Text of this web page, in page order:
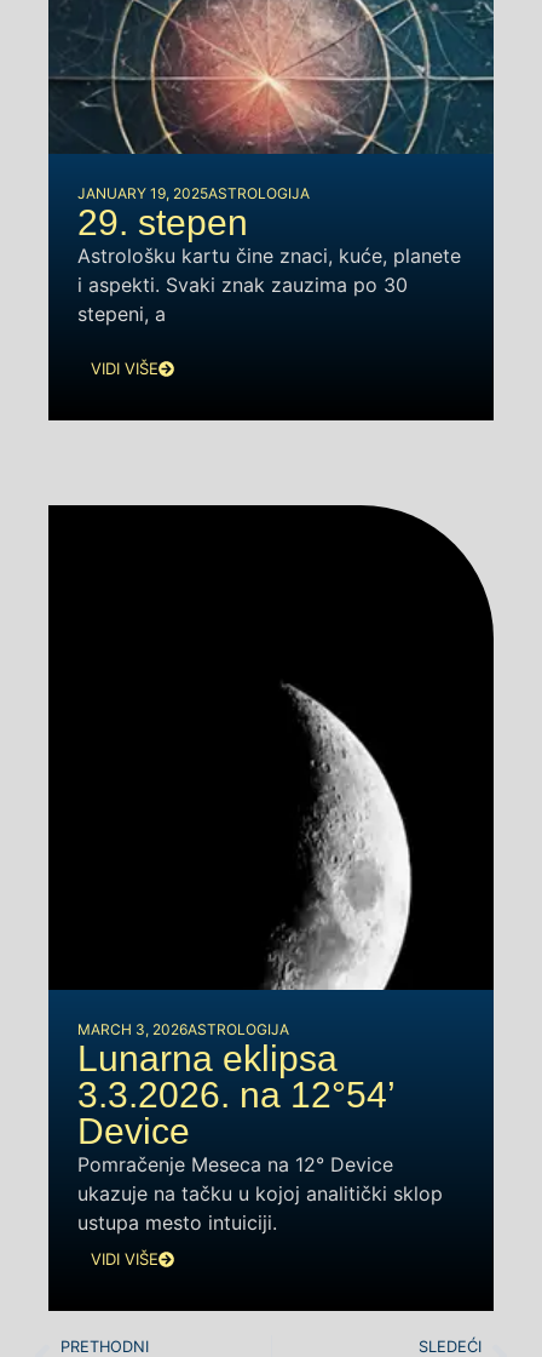
JANUARY 19, 2025ASTROLOGIJA
29. stepen
Astrološku kartu čine znaci, kuće, planete
i aspekti. Svaki znak zauzima po 30
stepeni, a
VIDI VIŠE
MARCH 3, 2026ASTROLOGIJA
Lunarna eklipsa
3.3.2026. na 12°54’
Device
Pomračenje Meseca na 12° Device
ukazuje na tačku u kojoj analitički sklop
ustupa mesto intuiciji.
VIDI VIŠE
PRETHODNI SLEDEĆI